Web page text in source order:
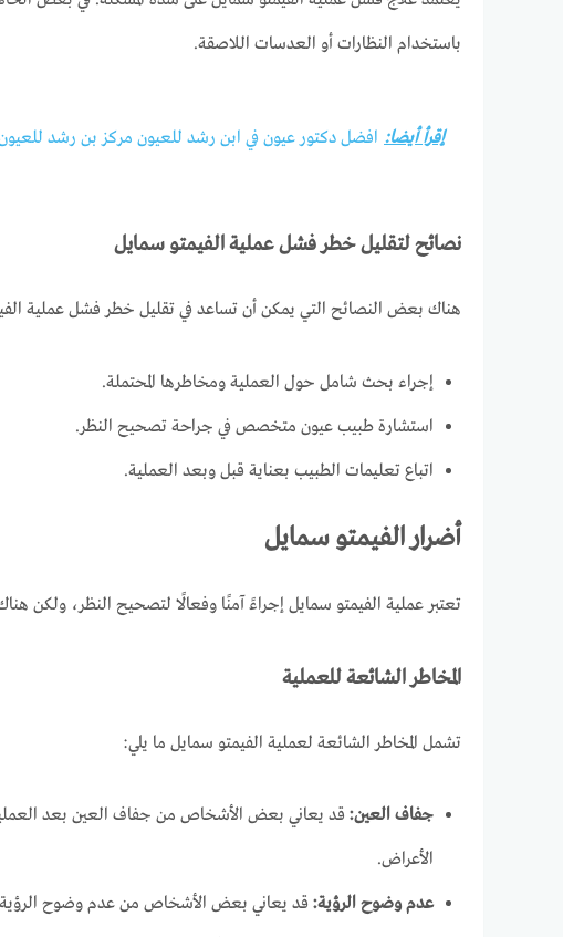
باستخدام النظارات أو العدسات اللاصقة.
إقرأ أيضا: افضل دكتور عيون في ابن رشد للعيون مركز بن رشد
نصائح لتقليل خطر فشل عملية الفيمتو سمايل
هناك بعض النصائح التي يمكن أن تساعد في تقليل خطر فشل عملية
إجراء بحث شامل حول العملية ومخاطرها المحتملة.
استشارة طبيب عيون متخصص في جراحة تصحيح النظر.
اتباع تعليمات الطبيب بعناية قبل وبعد العملية.
أضرار الفيمتو سمايل
تعتبر عملية الفيمتو سمايل إجراءً آمنًا وفعالًا لتصحيح النظر، ولكن
المخاطر الشائعة للعملية
تشمل المخاطر الشائعة لعملية الفيمتو سمايل ما يلي:
جفاف العين: قد يعاني بعض الأشخاص من جفاف العين بعد
الأعراض.
عدم وضوح الرؤية: قد يعاني بعض الأشخاص من عدم وضوح الرؤية